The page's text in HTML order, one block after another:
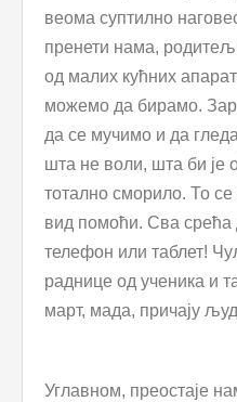
веома суптилно
пренети нама,
од малих кућних
можемо да бирамо.
да се мучимо и да
шта не воли, шта би је
тотално сморило. То
вид помоћи. Сва срећа
телефон или таблет!
раднице од ученика и
март, мада, причају
Углавном, преостаје